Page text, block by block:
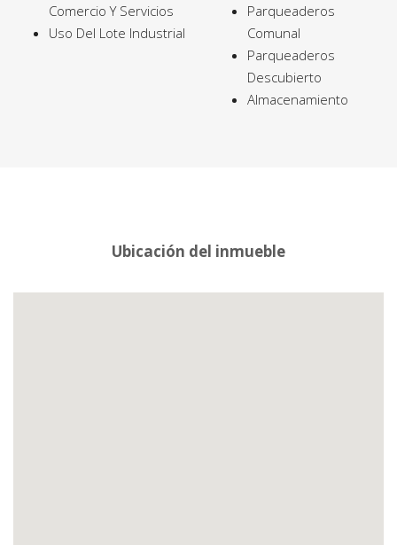
Comercio Y Servicios
Uso Del Lote Industrial
Parqueaderos
Comunal
Parqueaderos
Descubierto
Almacenamiento
Ubicación del inmueble